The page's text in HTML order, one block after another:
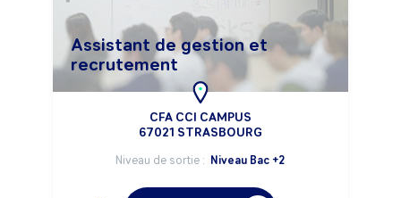
Assistant de gestion et
recrutement
CFA CCI CAMPUS
67021 STRASBOURG
Niveau de sortie : Niveau Bac +2